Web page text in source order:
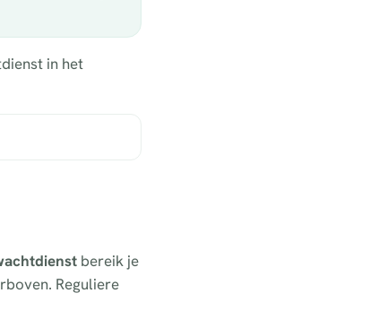
in het
bereik je
Reguliere